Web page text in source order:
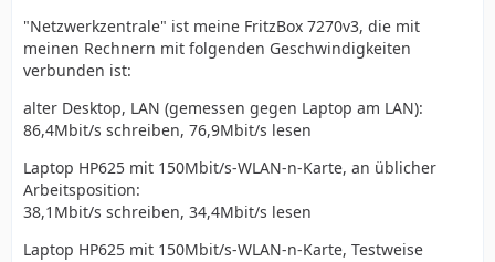
"Netzwerkzentrale" ist meine FritzBox 7270v3, die mit
meinen Rechnern mit folgenden Geschwindigkeiten
verbunden ist:
alter Desktop, LAN (gemessen gegen Laptop am LAN):
86,4Mbit/s schreiben, 76,9Mbit/s lesen
Laptop HP625 mit 150Mbit/s-WLAN-n-Karte, an üblicher
Arbeitsposition:
38,1Mbit/s schreiben, 34,4Mbit/s lesen
Laptop HP625 mit 150Mbit/s-WLAN-n-Karte, Testweise